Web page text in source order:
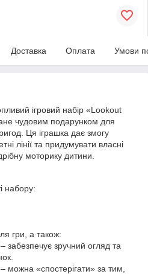
Доставка Оплата Умови
ігровий набір «Lookout
чудовим подарунком для
Ця іграшка дає змогу
лінії та придумувати власні
моторику дитини.
набору:
гри, а також:
зручний огляд та
«спостерігати» за тим,